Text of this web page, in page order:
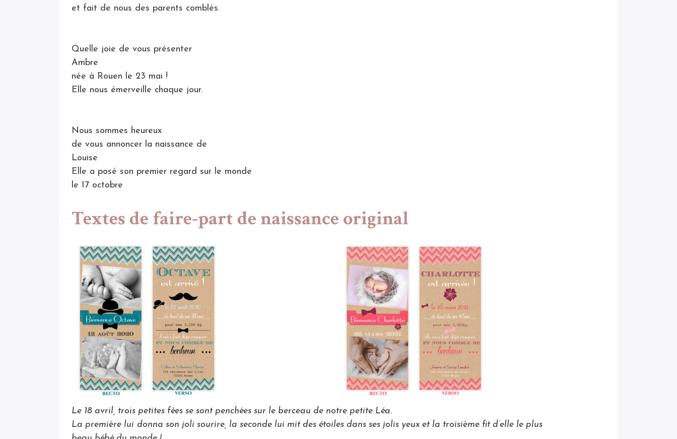
et fait de nous des parents comblés.
Quelle joie de vous présenter
Ambre
née à Rouen le 23 mai !
Elle nous émerveille chaque jour.
Nous sommes heureux
de vous annoncer la naissance de
Louise
Elle a posé son premier regard sur le monde
le 17 octobre
Textes de faire-part de naissance original
Le 18 avril, trois petites fées se sont penchées sur le berceau de notre petite Léa.
La première lui donna son joli sourire, la seconde lui mit des étoiles dans ses jolis yeux et la troisième fit d’elle le plus